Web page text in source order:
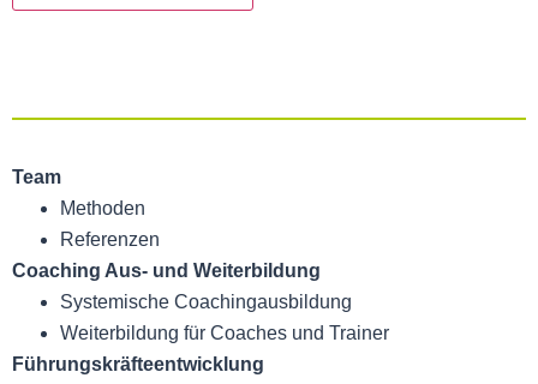
Team
Methoden
Referenzen
Coaching Aus- und Weiterbildung
Systemische Coachingaus­bildung
Weiterbildung für Coaches und Trainer
Führungskräfte­entwicklung